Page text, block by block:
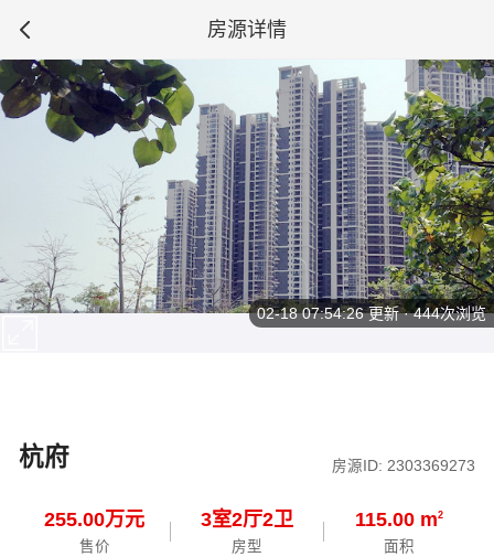
房源详情
杭府 房源ID: 2303369273
255.00万元
售价
3室2厅2卫
房型
115.00 m2
面积
02-18 07:54:26更新 · 444次浏览